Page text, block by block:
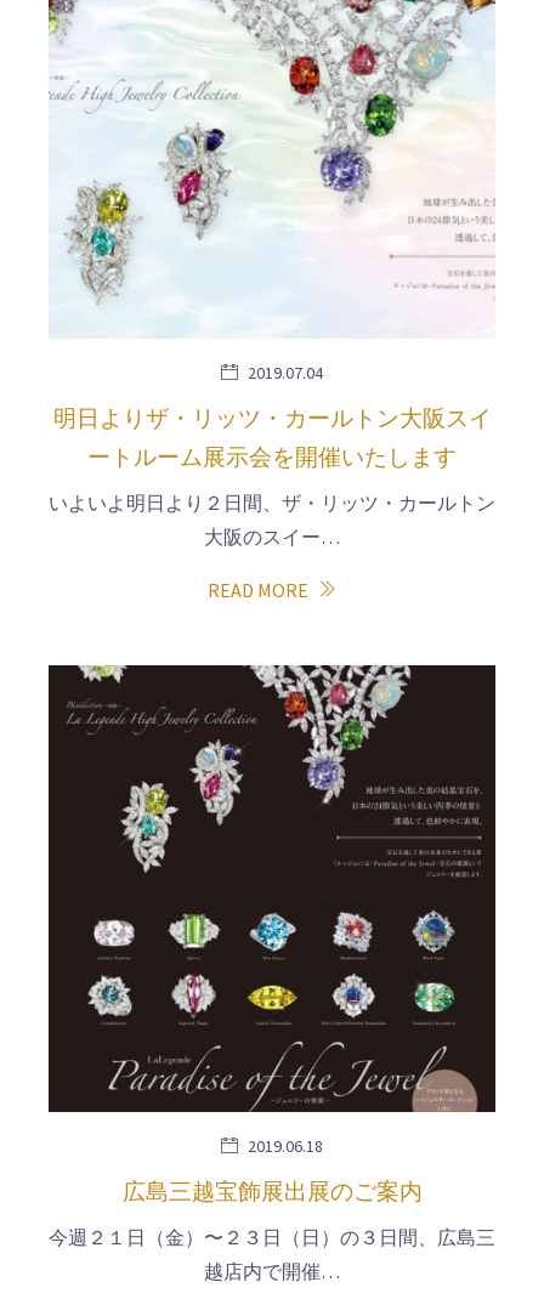
2019.07.04
明日よりザ・リッツ・カールトン大阪スイ
ートルーム展示会を開催いたします
いよいよ明日より２日間、ザ・リッツ・カールトン
大阪のスイー…
READ MORE
2019.06.18
広島三越宝飾展出展のご案内
今週２１日（金）〜２３日（日）の３日間、広島三
越店内で開催…